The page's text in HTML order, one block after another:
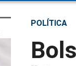
POLÍTICA